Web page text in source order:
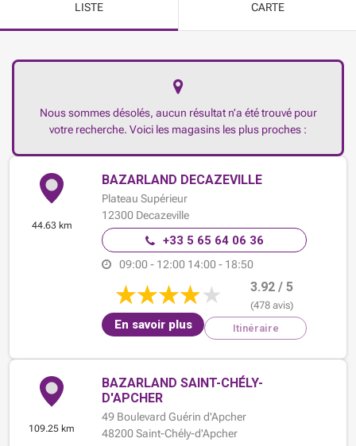
LISTE CARTE
Nous sommes désolés, aucun résultat n’a été trouvé pour
votre recherche. Voici les magasins les plus proches :
44.63 km
BAZARLAND DECAZEVILLE
Plateau Supérieur
12300 Decazeville
+33 5 65 64 06 36
09:00 - 12:00 14:00 - 18:50
3.92 / 5
(478 avis)
En savoir plus Itinéraire
109.25 km
BAZARLAND SAINT-CHÉLY-
D'APCHER
49 Boulevard Guérin d'Apcher
48200 Saint-Chély-d'Apcher